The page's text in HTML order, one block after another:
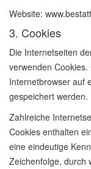
Website:
3. Cookies
Die Internetseiten
verwenden
Internetbrowser auf
gespeichert werden.
Zahlreiche
Cookies enthalten
eine eindeutige
Zeichenfolge, durch